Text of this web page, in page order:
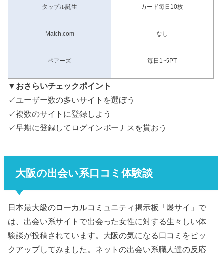
タップル誕生 カード毎日10枚
Match.com なし
ペアーズ 毎日1~5PT
▼おさらいチェックポイント
✓ユーザー数の多いサイトを選ぼう
✓複数のサイトに登録しよう
✓早期に登録してログインボーナスを貰おう
大阪の出会い系口コミ体験談
日本最大級のローカルコミュニティ掲示板「爆サイ」で
は、出会い系サイトで出会った女性に対する生々しい体
験談が投稿されています。大阪の気になる口コミをピッ
クアップしてみました。ネットの出会い系職人達の反応